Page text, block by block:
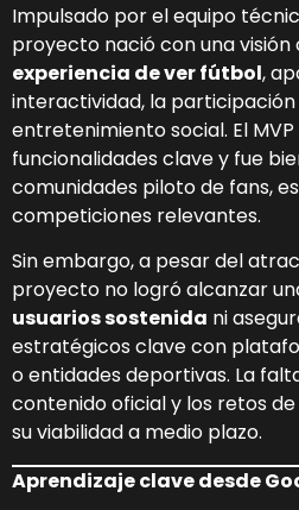
Impulsado por el equipo
proyecto nació con una visión
experiencia de ver fútbol,
interactividad, la
entretenimiento social. El
funcionalidades clave y fue
comunidades piloto de fans,
competiciones relevantes.
Sin embargo, a pesar del
proyecto no logró alcanzar
usuarios sostenida ni
estratégicos clave con
o entidades deportivas. La
contenido oficial y los retos
su viabilidad a medio plazo.
Aprendizaje clave desde